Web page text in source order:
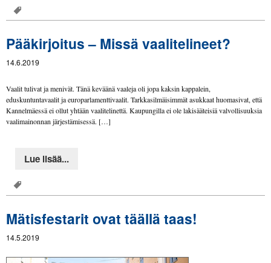
Pääkirjoitus – Missä vaalitelineet?
14.6.2019
Vaalit tulivat ja menivät. Tänä keväänä vaaleja oli jopa kaksin kappalein,
eduskuntuntavaalit ja europarlamenttivaalit. Tarkkasilmäisimmät asukkaat huomasivat, että
Kannelmäessä ei ollut yhtään vaalitelinettä. Kaupungilla ei ole lakisääteisiä valvollisuuksia
vaalimainonnan järjestämisessä. […]
Lue lisää...
Mätisfestarit ovat täällä taas!
14.5.2019